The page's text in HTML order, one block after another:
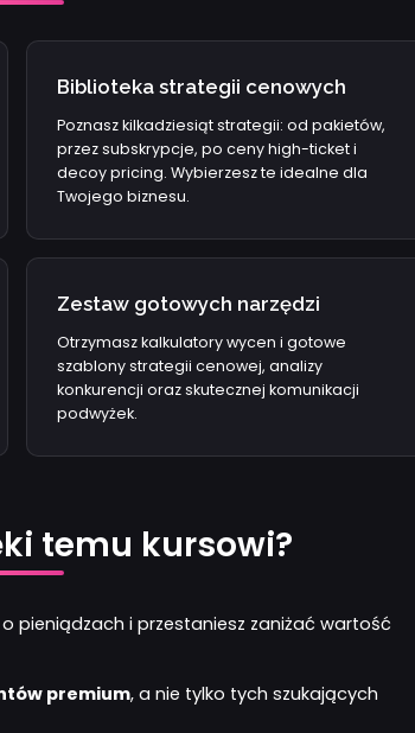
Biblioteka strategii cenowych
Poznasz kilkadziesiąt strategii: od pakietów,
przez subskrypcje, po ceny high-ticket i
decoy pricing. Wybierzesz te idealne dla
Twojego biznesu.
Zestaw gotowych narzędzi
Otrzymasz kalkulatory wycen i gotowe
szablony strategii cenowej, analizy
konkurencji oraz skutecznej komunikacji
podwyżek.
temu kursowi?
pieniądzach i przestaniesz zaniżać wartość
premium, a nie tylko tych szukających